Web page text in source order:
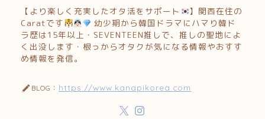
【より楽しく充実したオタ活をサポート
】関西在住の
Caratです
幼少期から韓国ドラマにハマり韓ド
ラ歴は15年以上・SEVENTEEN推しで、推しの聖地によ
く出没します・根っからオタクが気になる情報やおすす
め情報を発信。
BLOG： https://www.kanapikorea.com